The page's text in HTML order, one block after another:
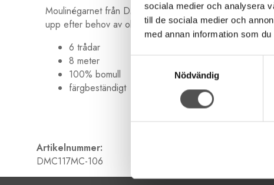
sociala medier och analysera
till de sociala medier och
med annan information som
Nödvändig
Moulinégarnet från DMC är av hög kvalité och passar
upp efter behov av olika grovlekar. Garnet är 8 meter
6 trådar
8 meter
100% bomull
färgbeständigt
Artikelnummer:
DMC117MC-106